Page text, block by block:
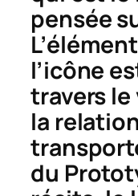
pensée
l’icône
travers
la
du